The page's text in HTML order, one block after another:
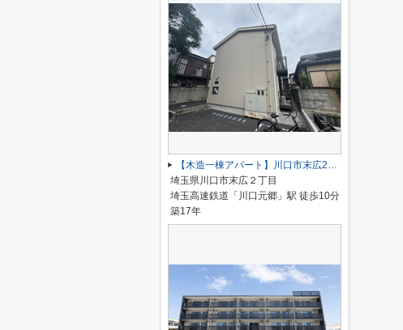
【木造一棟アパート】川口市末広2丁目
埼玉県川口市末広２丁目
埼玉高速鉄道「川口元郷」駅 徒歩10分
築17年